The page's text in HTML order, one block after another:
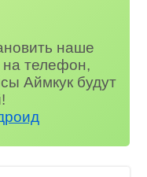
наше
телефон,
Аймкук будут